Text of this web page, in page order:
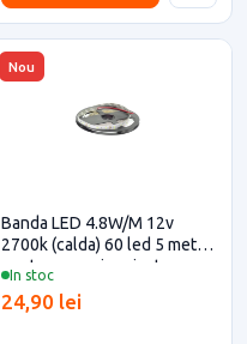
Nou
In stoc
Banda LED 4.8W/M 12v
2700k (calda) 60 led 5 metri
pentru casa si proiecte
24,90 lei